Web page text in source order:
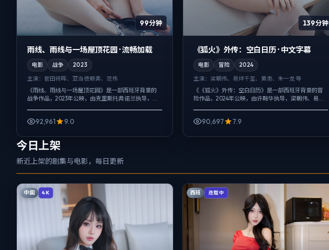
99分钟
雨线、雨线与一场屋顶花园 · 流畅加载
电影 战争
2023
主演： 菅田将晖、亚当·德赖弗、范伟
《雨线、雨线与一场屋顶花园》是一部西班牙背景的
战争作品，2023年公映，由克里斯托弗·诺兰执导，菅
92,961 9.0
139分钟
《狐火》外传：空白日历 · 中文字幕
电影 冒险
2024
主演： 梁朝伟、易烊千玺、黄渤、朱一龙 等
《《狐火》外传：空白日历》是一部西班牙背景的冒
险作品，2024年公映，由许鞍华执导，梁朝伟、易烊
90,697 7.9
今日上架
新近上架的剧集与电影，每日更新
中国 4K 西班 连载中